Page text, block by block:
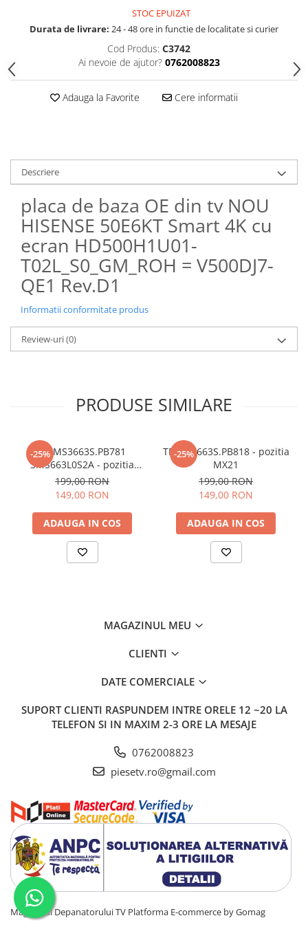
STOC EPUIZAT
Durata de livrare: 24 - 48 ore in functie de localitate si curier
Cod Produs: C3742
Ai nevoie de ajutor? 0762008823
Adauga la Favorite Cere informatii
Descriere
placa de baza OE din tv NOU
HISENSE 50E6KT Smart 4K cu
ecran HD500H1U01-
T02L_S0_GM_ROH = V500DJ7-
QE1 Rev.D1
Informatii conformitate produs
Review-uri(0)
PRODUSE SIMILARE
-25%TP.MS3663S.PB781
3MS663L0S2A - pozitia
MX22
199,00 RON
149,00 RON
ADAUGA IN COS
-25%
TP.MS3663S.PB818 - pozitia
MX21
199,00 RON
149,00 RON
ADAUGA IN COS
MAGAZINUL MEU
CLIENTI
DATE COMERCIALE
SUPORT CLIENTI RASPUNDEM INTRE ORELE 12 ~20 LA
TELEFON SI IN MAXIM 2-3 ORE LA MESAJE
0762008823
piesetv.ro@gmail.com
Magazinul Depanatorului TV Platforma E-commerce by Gomag